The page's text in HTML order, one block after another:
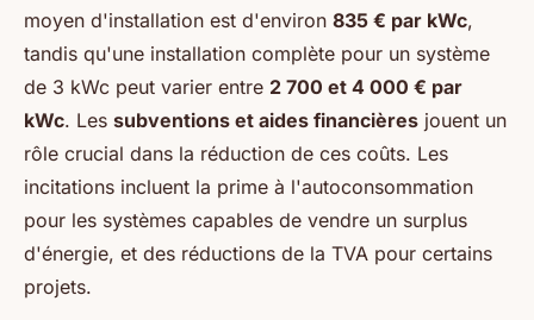
moyen d'installation est d'environ 835 € par kWc,
tandis qu'une installation complète pour un système
de 3 kWc peut varier entre 2 700 et 4 000 € par
kWc. Les subventions et aides financières jouent un
rôle crucial dans la réduction de ces coûts. Les
incitations incluent la prime à l'autoconsommation
pour les systèmes capables de vendre un surplus
d'énergie, et des réductions de la TVA pour certains
projets.